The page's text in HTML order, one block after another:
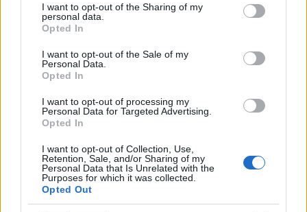
not limited to your visit or usage behaviour. You may click to
grant or deny consent to Google and its third-party tags to
use your data for below specified purposes in below Google
consent section.
I want to opt-out of the Sharing of my
personal data.
Opted In
I want to opt-out of the Sale of my
Personal Data.
Opted In
I want to opt-out of processing my
Personal Data for Targeted Advertising.
Opted In
I want to opt-out of Collection, Use,
Retention, Sale, and/or Sharing of my
Personal Data that Is Unrelated with the
Purposes for which it was collected.
Opted Out
Watch this video on YouTube
Video: Up Stories
Θυμάρι
Εκεί προς τα νοτιοανατολικά του κέντρου